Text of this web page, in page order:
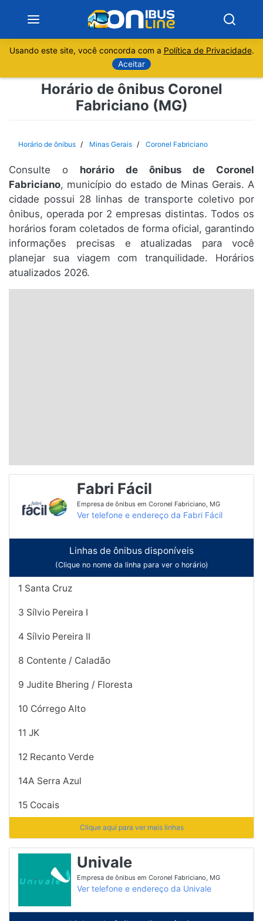
Sobre
Rio de Janeiro
Espírito Santo
Paraná
Santa Catarina
Usando este site, você concorda com a Política de Privacidade.
Aceitar
Horário de ônibus Coronel
Fabriciano (MG)
Horário de ônibus Minas Gerais Coronel Fabriciano
Consulte o horário de ônibus de Coronel
Fabriciano, município do estado de Minas Gerais. A
cidade possui 28 linhas de transporte coletivo por
ônibus, operada por 2 empresas distintas. Todos os
horários foram coletados de forma oficial, garantindo
informações precisas e atualizadas para você
planejar sua viagem com tranquilidade. Horários
atualizados 2026.
Fabri Fácil
Empresa de ônibus em Coronel Fabriciano, MG
Ver telefone e endereço da Fabri Fácil
Linhas de ônibus disponíveis
(Clique no nome da linha para ver o horário)
1 Santa Cruz
3 Sílvio Pereira I
4 Sílvio Pereira II
8 Contente / Caladão
9 Judite Bhering / Floresta
10 Córrego Alto
11 JK
12 Recanto Verde
14A Serra Azul
15 Cocais
Clique aqui para ver mais linhas
Univale
Empresa de ônibus em Coronel Fabriciano, MG
Ver telefone e endereço da Univale